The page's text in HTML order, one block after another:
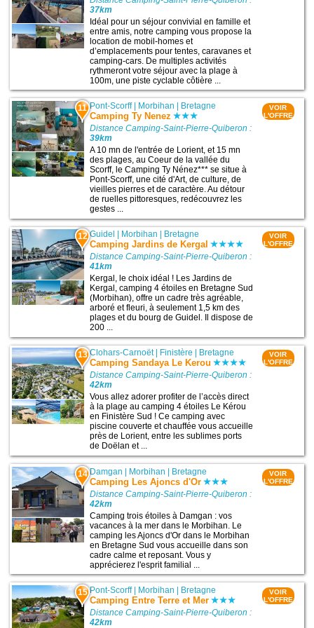
37km
Idéal pour un séjour convivial en famille et
entre amis, notre camping vous propose la
location de mobil-homes et
d’emplacements pour tentes, caravanes et
camping-cars. De multiples activités
rythmeront votre séjour avec la plage à
100m, une piste cyclable côtière ...
11 Pont-Scorff| Morbihan Bretagne
Camping Ty Nenez
Distance Camping-Saint-Pierre-Quiberon :
39km
A 10 mn de l'entrée de Lorient, et 15 mn
des plages, au Coeur de la vallée du
Scorff, le Camping Ty Nénez*** se situe à
Pont-Scorff, une cité d'Art, de culture, de
vieilles pierres et de caractère. Au détour
de ruelles pittoresques, redécouvrez les
gestes ...
VOIR
L'OFFRE
12 Guidel Morbihan Bretagne
Camping Jardins de Kergal
Distance Camping-Saint-Pierre-Quiberon :
41km
Kergal, le choix idéal ! Les Jardins de
Kergal, camping 4 étoiles en Bretagne Sud
(Morbihan), offre un cadre très agréable,
arboré et fleuri, à seulement 1,5 km des
plages et du bourg de Guidel. Il dispose de
200 ...
VOIR
L'OFFRE
13 Clohars-Carnoët| Finistère Bretagne
Camping Sandaya Le Kerou
Distance Camping-Saint-Pierre-Quiberon :
42km
Vous allez adorer profiter de l’accès direct
à la plage au camping 4 étoiles Le Kérou
en Finistère Sud ! Ce camping avec
piscine couverte et chauffée vous accueille
près de Lorient, entre les sublimes ports
de Doëlan et ...
VOIR
L'OFFRE
14 Damgan | Morbihan | Bretagne
Camping Les Ajoncs d'Or
Distance Camping-Saint-Pierre-Quiberon :
42km
Camping trois étoiles à Damgan : vos
vacances à la mer dans le Morbihan. Le
camping les Ajoncs d'Or dans le Morbihan
en Bretagne Sud vous accueille dans son
cadre calme et reposant. Vous y
apprécierez l'esprit familial ...
VOIR
L'OFFRE
15 Pont-Scorff| Morbihan | Bretagne
Camping Entre Terre et Mer
Distance Camping-Saint-Pierre-Quiberon :
42km
VOIR
L'OFFRE